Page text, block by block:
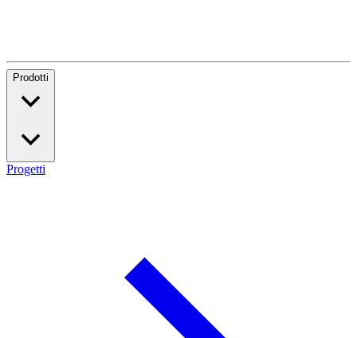
Prodotti
Progetti